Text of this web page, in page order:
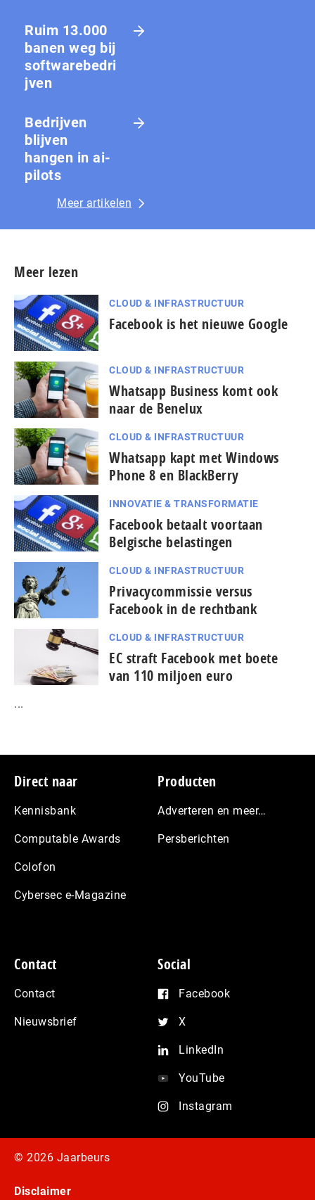
Ruim 13.000
banen weg bij
softwarebedri
jven
Bedrijven
blijven
hangen in ai-
pilots
Meer artikelen
Meer lezen
CLOUD & INFRASTRUCTUUR
Facebook is het nieuwe Google
CLOUD & INFRASTRUCTUUR
Whatsapp Business komt ook
naar de Benelux
CLOUD & INFRASTRUCTUUR
Whatsapp kapt met Windows
Phone 8 en BlackBerry
INNOVATIE & TRANSFORMATIE
Facebook betaalt voortaan
Belgische belastingen
CLOUD & INFRASTRUCTUUR
Privacycommissie versus
Facebook in de rechtbank
CLOUD & INFRASTRUCTUUR
EC straft Facebook met boete
van 110 miljoen euro
...
Footer
Direct naar
Kennisbank
Computable Awards
Colofon
Cybersec e-Magazine
Producten
Adverteren en meer…
Persberichten
Contact
Contact
Nieuwsbrief
Social
Facebook
X
LinkedIn
YouTube
Instagram
© 2026 Jaarbeurs
Disclaimer